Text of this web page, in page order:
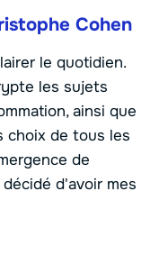
Cohen
le quotidien.
les sujets
ainsi que
choix de tous les
de
d'avoir mes